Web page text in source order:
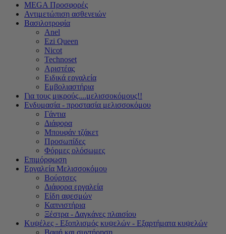
MEGA Προσφορές
Αντιμετώπιση ασθενειών
Βασιλοτροφία
Anel
Ezi Queen
Nicot
Technoset
Αριστέας
Ειδικά εργαλεία
Εμβολιαστήρια
Για τους μικρούς....μελισσοκόμους!!
Ενδυμασία - προστασία μελισσοκόμου
Γάντια
Διάφορα
Μπουφάν τζάκετ
Προσωπίδες
Φόρμες ολόσωμες
Επιμόρφωση
Εργαλεία Μελισσοκόμου
Βούρτσες
Διάφορα εργαλεία
Είδη αφεσμών
Καπνιστήρια
Ξέστρα - Δαγκάνες πλαισίου
Κυψέλες - Εξοπλισμός κυψελών - Εξαρτήματα κυψελών